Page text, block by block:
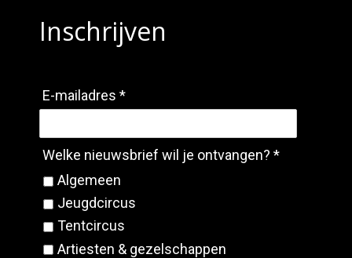
Inschrijven
E-mailadres *
Welke nieuwsbrief wil je ontvangen? *
Algemeen
Jeugdcircus
Tentcircus
Artiesten & gezelschappen